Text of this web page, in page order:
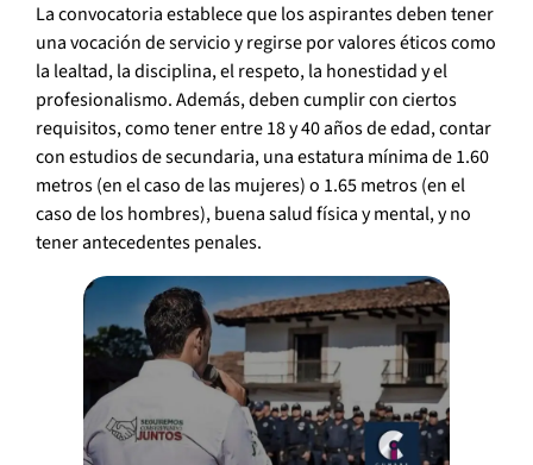
La convocatoria establece que los aspirantes deben tener
una vocación de servicio y regirse por valores éticos como
la lealtad, la disciplina, el respeto, la honestidad y el
profesionalismo. Además, deben cumplir con ciertos
requisitos, como tener entre 18 y 40 años de edad, contar
con estudios de secundaria, una estatura mínima de 1.60
metros (en el caso de las mujeres) o 1.65 metros (en el
caso de los hombres), buena salud física y mental, y no
tener antecedentes penales.